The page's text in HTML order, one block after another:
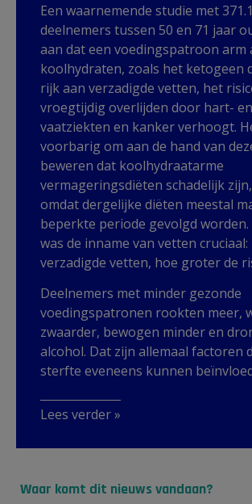
Een waarnemende studie met
deelnemers tussen 50 en 71 jaar
aan dat een voedingspatroon arm
koolhydraten, zoals het ketogeen
rijk aan verzadigde vetten, het
vroegtijdig overlijden door hart- en
vaatziekten en kanker verhoogt.
voorbarig om aan de hand van
beweren dat koolhydraatarme
vermageringsdiëten schadelijk
omdat dergelijke diëten meestal
beperkte periode gevolgd worden.
was de inname van vetten
verzadigde vetten, hoe groter de
Deelnemers met minder gezonde
voedingspatronen rookten meer,
zwaarder, bewogen minder en
alcohol. Dat zijn allemaal factoren
sterfte eveneens kunnen
Lees verder »
Waar komt dit nieuws vandaan?